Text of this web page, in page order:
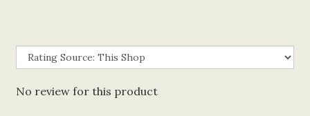
No review for this product